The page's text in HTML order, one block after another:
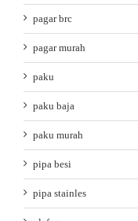
pagar brc
pagar murah
paku
paku baja
paku murah
pipa besi
pipa stainles